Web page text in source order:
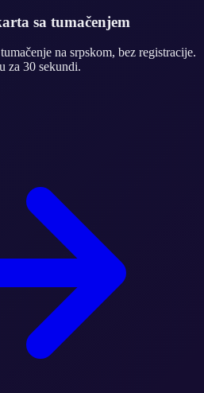
sa tumačenjem
na srpskom, bez registracije.
za 30 sekundi.